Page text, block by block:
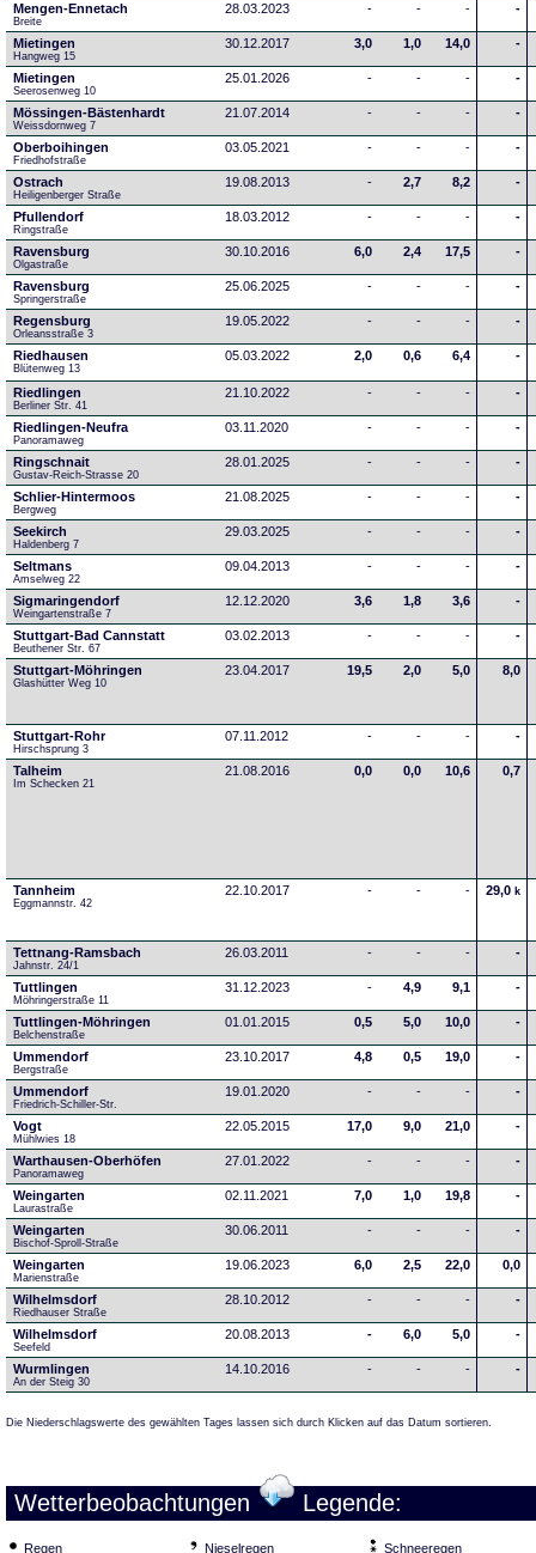
Mengen-Ennetach
Breite
28.03.2023 - - - -
Mietingen
Hangweg 15
30.12.2017 3,0 1,0 14,0 -
Mietingen
Seerosenweg 10
25.01.2026 - - - -
Mössingen-Bästenhardt
Weissdornweg 7
21.07.2014 - - - -
Oberboihingen
Friedhofstraße
03.05.2021 - - - -
Ostrach
Heiligenberger Straße
19.08.2013 - 2,7 8,2 -
Pfullendorf
Ringstraße
18.03.2012 - - - -
Ravensburg
Olgastraße
30.10.2016 6,0 2,4 17,5 -
Ravensburg
Springerstraße
25.06.2025 - - - -
Regensburg
Orleansstraße 3
19.05.2022 - - - -
Riedhausen
Blütenweg 13
05.03.2022 2,0 0,6 6,4 -
Riedlingen
Berliner Str. 41
21.10.2022 - - - -
Riedlingen-Neufra
Panoramaweg
03.11.2020 - - - -
Ringschnait
Gustav-Reich-Strasse 20
28.01.2025 - - - -
Schlier-Hintermoos
Bergweg
21.08.2025 - - - -
Seekirch
Haldenberg 7
29.03.2025 - - - -
Seltmans
Amselweg 22
09.04.2013 - - - -
Sigmaringendorf
Weingartenstraße 7
12.12.2020 3,6 1,8 3,6 -
Stuttgart-Bad Cannstatt
Beuthener Str. 67
03.02.2013 - - - -
Stuttgart-Möhringen
Glashütter Weg 10
23.04.2017 19,5 2,0 5,0 8,0
Stuttgart-Rohr
Hirschsprung 3
07.11.2012 - - - -
Talheim
Im Schecken 21
21.08.2016 0,0 0,0 10,6 0,7
Tannheim
Eggmannstr. 42
22.10.2017 - - - 29,0 k
Tettnang-Ramsbach
Jahnstr. 24/1
26.03.2011 - - - -
Tuttlingen
Möhringerstraße 11
31.12.2023 - 4,9 9,1 -
Tuttlingen-Möhringen
Belchenstraße
01.01.2015 0,5 5,0 10,0 -
Ummendorf
Bergstraße
23.10.2017 4,8 0,5 19,0 -
Ummendorf
Friedrich-Schiller-Str.
19.01.2020 - - - -
Vogt
Mühlwies 18
22.05.2015 17,0 9,0 21,0 -
Warthausen-Oberhöfen
Panoramaweg
27.01.2022 - - - -
Weingarten
Laurastraße
02.11.2021 7,0 1,0 19,8 -
Weingarten
Bischof-Sproll-Straße
30.06.2011 - - - -
Weingarten
Marienstraße
19.06.2023 6,0 2,5 22,0 0,0
Wilhelmsdorf
Riedhauser Straße
28.10.2012 - - - -
Wilhelmsdorf
Seefeld
20.08.2013 - 6,0 5,0 -
Wurmlingen
An der Steig 30
14.10.2016 - - - -
Die Niederschlagswerte des gewählten Tages lassen sich durch Klicken auf das Datum sortieren.
Wetterbeobachtungen Legende:
Regen Nieselregen Schneeregen